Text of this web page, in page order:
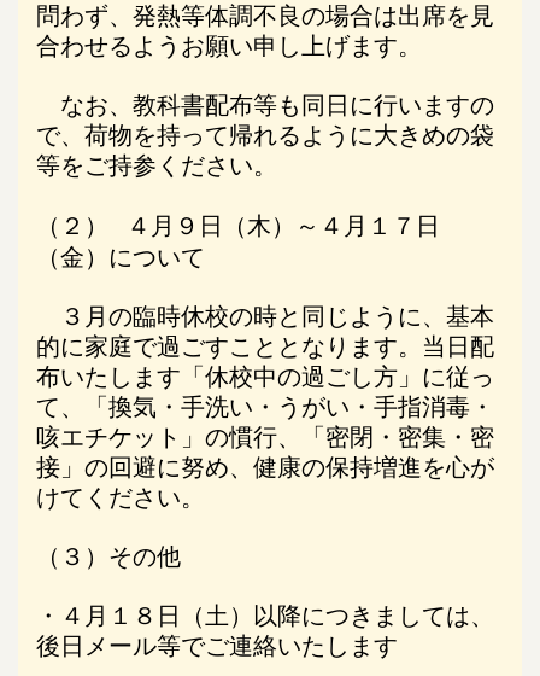
問わず、発熱等体調不良の場合は出席を見
合わせるようお願い申し上げます。
なお、教科書配布等も同日に行いますの
で、荷物を持って帰れるように大きめの袋
等をご持参ください。
（２）
４月９日（木）～４月１７日
（金）について
３月の臨時休校の時と同じように、基本
的に家庭で過ごすこととなります。当日配
布いたします「休校中の過ごし方」に従っ
て、「換気・手洗い・うがい・手指消毒・
咳エチケット」の慣行、「密閉・密集・密
接」の回避に努め、健康の保持増進を心が
けてください。
（３）その他
・４月１８日（土）以降につきましては、
後日メール等でご連絡いたします